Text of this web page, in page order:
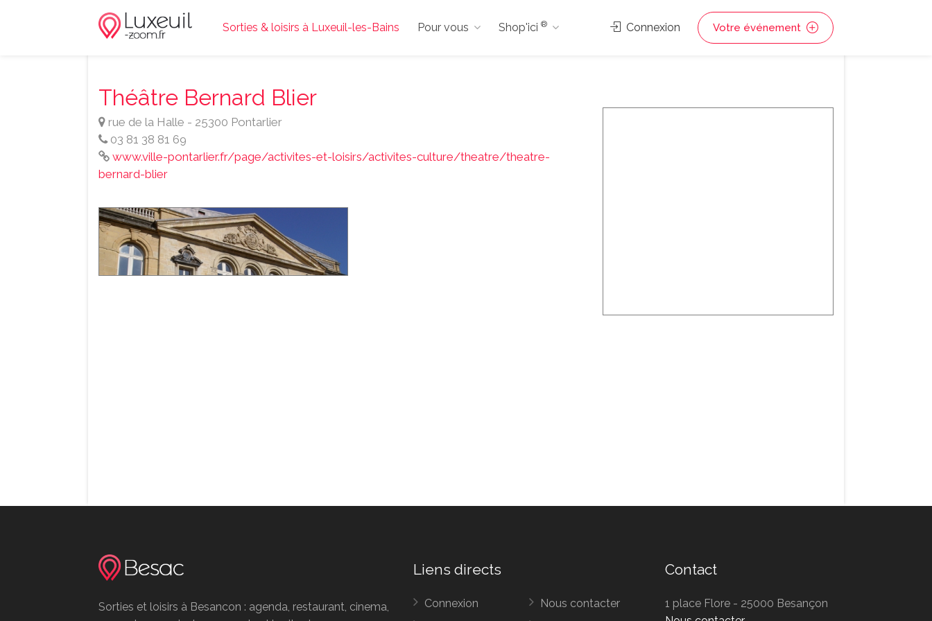
Sorties & loisirs à Luxeuil-les-Bains Pour vous Shop'ici® Connexion Votre événement
Théâtre Bernard Blier
rue de la Halle - 25300 Pontarlier
03 81 38 81 69
www.ville-pontarlier.fr/page/activites-et-loisirs/activites-culture/theatre/theatre-
bernard-blier
Sorties et loisirs à Besancon : agenda, restaurant, cinema,
Liens directs
Connexion
Nous contacter
Contact
1 place Flore - 25000 Besançon